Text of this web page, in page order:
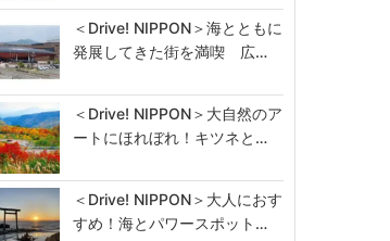
＜Drive! NIPPON＞海とともに
発展してきた街を満喫 広…
＜Drive! NIPPON＞大自然のア
ートにほれぼれ！キツネと…
＜Drive! NIPPON＞大人におす
すめ！海とパワースポット…